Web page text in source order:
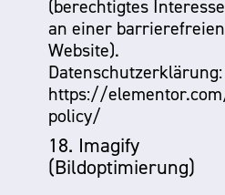
(berechtigtes Interesse
an einer barrierefreien
Website).
Datenschutzerklärung:
https://
policy/
18. Imagify
(Bildoptimierung)